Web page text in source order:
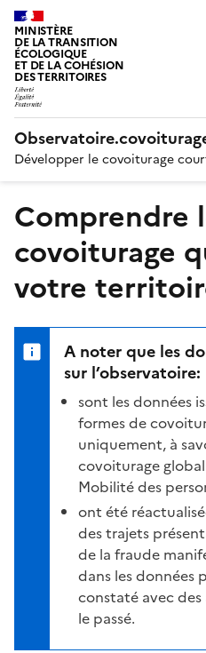
MINISTÈRE
DE LA TRANSITION
ÉCOLOGIQUE
ET DE LA COHÉSION
DES TERRITOIRES
Développer le covoiturage
Comprendre
covoiturage
votre
A noter que les
sur l’observatoire:
sont les données
formes de
uniquement, à
covoiturage
Mobilité des
ont été
des trajets
de la fraude
dans les données
constaté avec des
le passé.